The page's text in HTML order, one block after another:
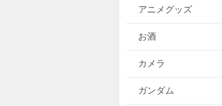
アニメグッズ
お酒
カメラ
ガンダム